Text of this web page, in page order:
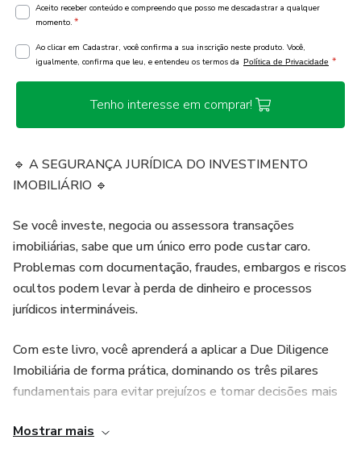
Aceito receber conteúdo e compreendo que posso me descadastrar a qualquer
momento. *
Ao clicar em Cadastrar, você confirma a sua inscrição neste produto. Você,
igualmente, confirma que leu, e entendeu os termos da Política de Privacidade *
Tenho interesse em comprar!
🔹 A SEGURANÇA JURÍDICA DO INVESTIMENTO
IMOBILIÁRIO 🔹
Se você investe, negocia ou assessora transações
imobiliárias, sabe que um único erro pode custar caro.
Problemas com documentação, fraudes, embargos e riscos
ocultos podem levar à perda de dinheiro e processos
jurídicos intermináveis.
Com este livro, você aprenderá a aplicar a Due Diligence
Imobiliária de forma prática, dominando os três pilares
fundamentais para evitar prejuízos e tomar decisões mais
Mostrar mais